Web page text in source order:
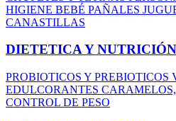
HIGIENE BEBÉ PAÑALES
CANASTILLAS
DIETETICA Y NUTRICIÓN
PROBIOTICOS Y PREBIOTICOS
EDULCORANTES
CONTROL DE PESO